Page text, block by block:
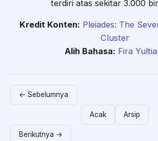
terdiri atas sekitar 3.000
Kredit Konten: Pleiades: The
Cluster
Alih Bahasa: Fira
← Sebelumnya
Acak Arsip
Berikutnya →